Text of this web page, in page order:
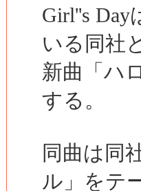
Girl''s
いる同社
新曲「ハ
する。
同曲は同
ル」をテ